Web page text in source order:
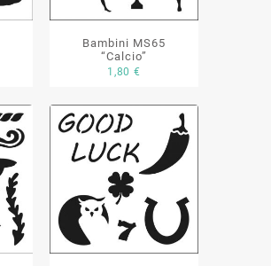
Bambini MS65
“Calcio”
1,80 €